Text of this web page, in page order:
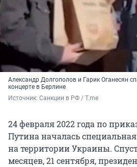
Александр Долгополов и Гарик Оганесян
концерте в Берлине
Источник: Санкции в РФ / T.me
24 февраля 2022 года по
Путина началась
на территории Украины.
месяцев, 21 сентября,